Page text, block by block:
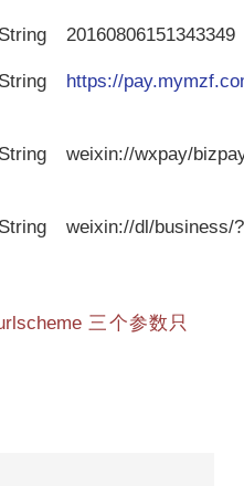
String 20160806151343349
String https://
String weixin://wxpay/
String weixin://dl/business/
三个参数只